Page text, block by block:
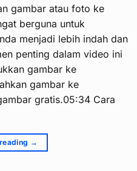
gambar atau foto ke
berguna untuk
menjadi lebih indah dan
penting dalam video ini
gambar ke
gambar ke
gratis.05:34 Cara
→